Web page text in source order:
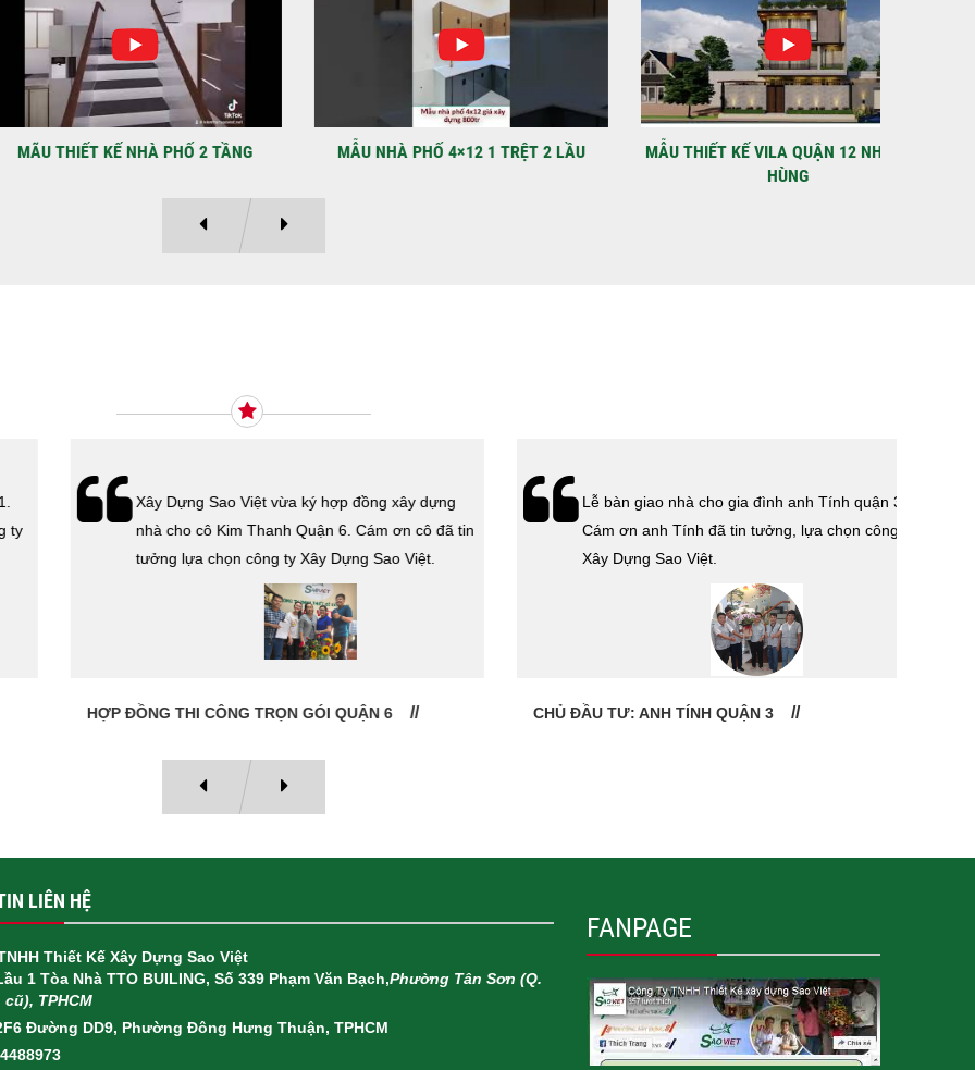
NHẬN CHÌA KHÓA – TRAO TỔ ẤM MỚI TẠI PHƯỜNG AN
LẠC
Địa điểm: Đường Lâm Hoành, phường An LạcGia chủ: Anh
Kỳ Xây Dựng Sao Việt chính thức hoàn tất và...
THIẾT KẾ NHÀ PHỐ 2 TẦNG MẪU NHÀ PHỐ 4×12 1 TRỆT 2 LẦU
MẪU THIẾT KẾ VILA QUẬN 12 NHÀ ANH
Xây Dựng Sao Việt vừa ký hợp đồng xây dựng
nhà cho cô Kim Thanh Quận 6. Cám ơn cô đã tin
tưởng lựa chọn công ty Xây Dựng Sao Việt.
HỢP ĐỒNG THI CÔNG TRỌN GÓI QUẬN 6
Lễ bàn giao nhà cho gia đình anh Tính quận 3.
Cám ơn anh Tính đã tin tưởng, lựa chọn công ty
Xây Dựng Sao Việt.
CHỦ ĐẦU TƯ: ANH TÍNH QUẬN 3
LIÊN HỆ
Thiết Kế Xây Dựng Sao Việt
1 Tòa Nhà TTO BUILING, Số 339 Phạm Văn Bạch,Phường Tân Sơn (Q.
TPHCM
Đường DD9, Phường Đông Hưng Thuận, TPHCM
FANPAGE